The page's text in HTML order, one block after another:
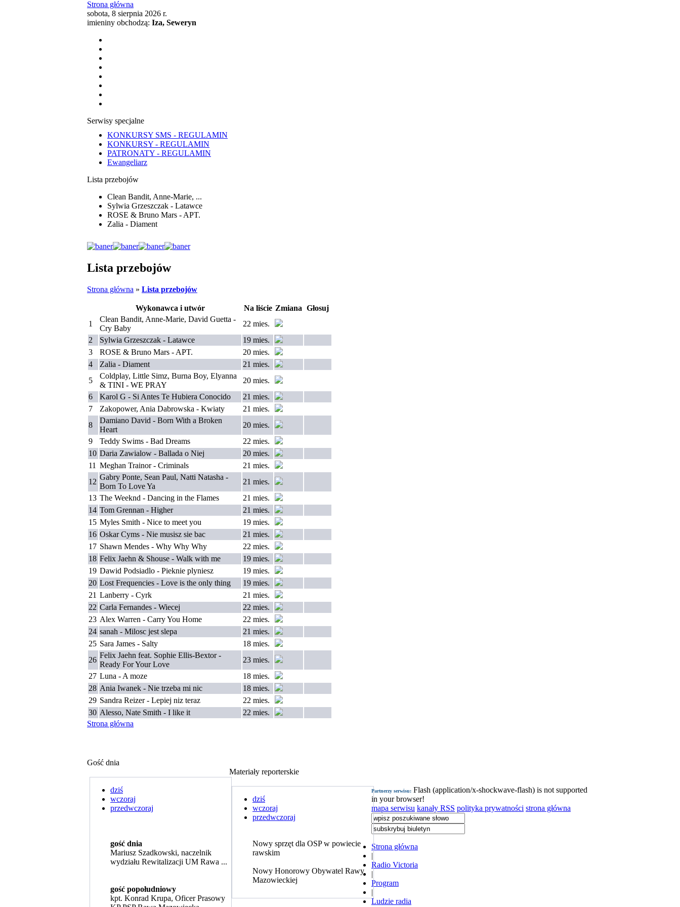
Strona główna
sobota, 8 sierpnia 2026 r.
imieniny obchodzą: Iza, Seweryn
Serwisy specjalne
KONKURSY SMS - REGULAMIN
KONKURSY - REGULAMIN
PATRONATY - REGULAMIN
Ewangeliarz
Lista przebojów
Clean Bandit, Anne-Marie, ...
Sylwia Grzeszczak - Latawce
ROSE & Bruno Mars - APT.
Zalia - Diament
Lista przebojów
Strona główna » Lista przebojów
Wykonawca i utwór Na liście Zmiana Głosuj
1
Clean Bandit, Anne-Marie, David Guetta -
Cry Baby
22 mies.
2
Sylwia Grzeszczak - Latawce
19 mies.
3
ROSE & Bruno Mars - APT.
20 mies.
4
Zalia - Diament
21 mies.
5
Coldplay, Little Simz, Burna Boy, Elyanna
& TINI - WE PRAY
20 mies.
6
Karol G - Si Antes Te Hubiera Conocido
21 mies.
7
Zakopower, Ania Dabrowska - Kwiaty
21 mies.
8
Damiano David - Born With a Broken
Heart
20 mies.
9
Teddy Swims - Bad Dreams
22 mies.
10 Daria Zawialow - Ballada o Niej
20 mies.
11 Meghan Trainor - Criminals
21 mies.
12
Gabry Ponte, Sean Paul, Natti Natasha -
Born To Love Ya
21 mies.
13 The Weeknd - Dancing in the Flames
21 mies.
14 Tom Grennan - Higher
21 mies.
15 Myles Smith - Nice to meet you
19 mies.
16 Oskar Cyms - Nie musisz sie bac
21 mies.
17 Shawn Mendes - Why Why Why
22 mies.
18 Felix Jaehn & Shouse - Walk with me
19 mies.
19 Dawid Podsiadlo - Pieknie plyniesz
19 mies.
20 Lost Frequencies - Love is the only thing
19 mies.
21 Lanberry - Cyrk
21 mies.
22 Carla Fernandes - Wiecej
22 mies.
23 Alex Warren - Carry You Home
22 mies.
24 sanah - Milosc jest slepa
21 mies.
25 Sara James - Salty
18 mies.
26
Felix Jaehn feat. Sophie Ellis-Bextor -
Ready For Your Love
23 mies.
27 Luna - A moze
18 mies.
28 Ania Iwanek - Nie trzeba mi nic
18 mies.
29 Sandra Reizer - Lepiej niz teraz
22 mies.
30 Alesso, Nate Smith - I like it
22 mies.
Strona główna
Gość dnia
dziś
wczoraj
przedwczoraj
gość dnia
Mariusz Szadkowski, naczelnik
wydziału Rewitalizacji UM Rawa ...
gość popołudniowy
kpt. Konrad Krupa, Oficer Prasowy
Materiały reporterskie
dziś
wczoraj
przedwczoraj
Nowy sprzęt dla OSP w powiecie
rawskim
Nowy Honorowy Obywatel Rawy
Mazowieckiej
Partnerzy serwisu: Flash (application/x-shockwave-flash) is not supported
in your browser!
mapa serwisu kanały RSS polityka prywatności strona główna
Strona główna
|
Radio Victoria
|
Program
|
Ludzie radia